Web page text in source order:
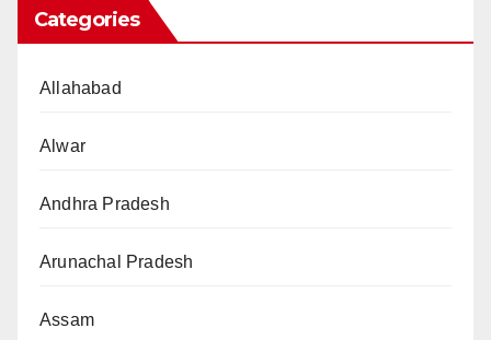
Categories
Allahabad
Alwar
Andhra Pradesh
Arunachal Pradesh
Assam